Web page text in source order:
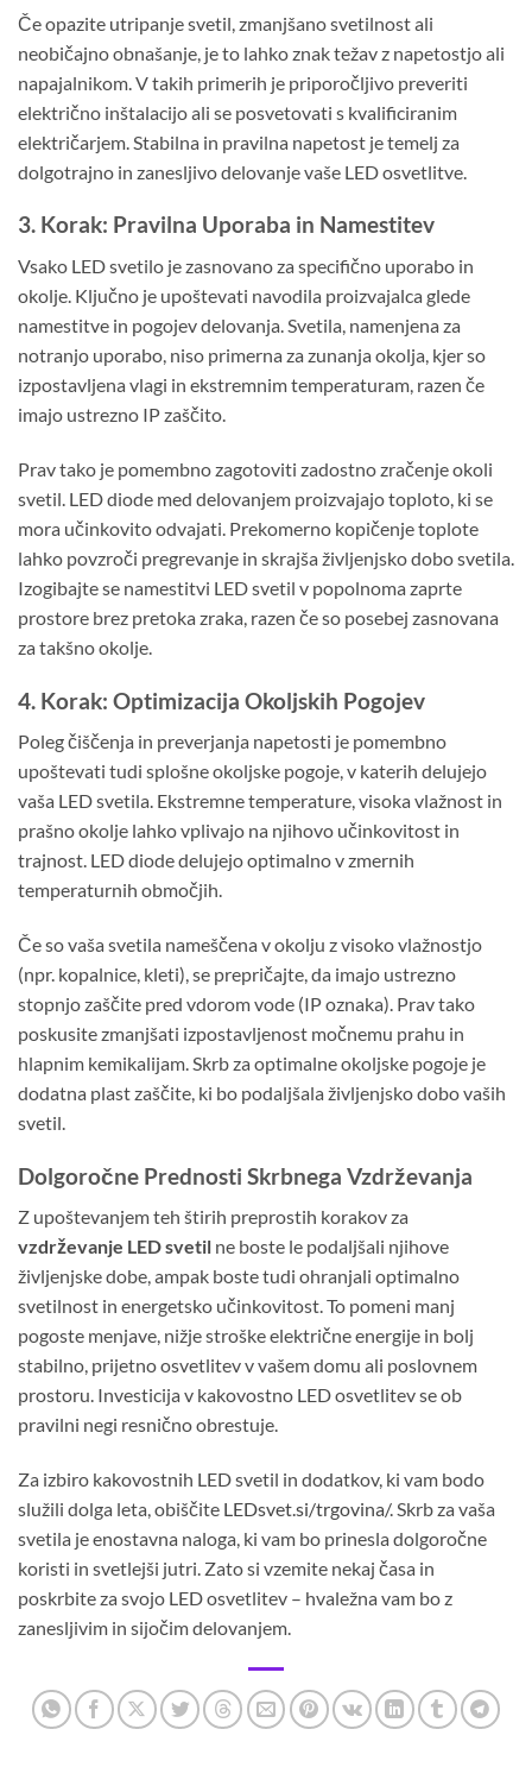
Če opazite utripanje svetil, zmanjšano svetilnost ali
neobičajno obnašanje, je to lahko znak težav z napetostjo ali
napajalnikom. V takih primerih je priporočljivo preveriti
električno inštalacijo ali se posvetovati s kvalificiranim
električarjem. Stabilna in pravilna napetost je temelj za
dolgotrajno in zanesljivo delovanje vaše LED osvetlitve.
3. Korak: Pravilna Uporaba in Namestitev
Vsako LED svetilo je zasnovano za specifično uporabo in
okolje. Ključno je upoštevati navodila proizvajalca glede
namestitve in pogojev delovanja. Svetila, namenjena za
notranjo uporabo, niso primerna za zunanja okolja, kjer so
izpostavljena vlagi in ekstremnim temperaturam, razen če
imajo ustrezno IP zaščito.
Prav tako je pomembno zagotoviti zadostno zračenje okoli
svetil. LED diode med delovanjem proizvajajo toploto, ki se
mora učinkovito odvajati. Prekomerno kopičenje toplote
lahko povzroči pregrevanje in skrajša življenjsko dobo svetila.
Izogibajte se namestitvi LED svetil v popolnoma zaprte
prostore brez pretoka zraka, razen če so posebej zasnovana
za takšno okolje.
4. Korak: Optimizacija Okoljskih Pogojev
Poleg čiščenja in preverjanja napetosti je pomembno
upoštevati tudi splošne okoljske pogoje, v katerih delujejo
vaša LED svetila. Ekstremne temperature, visoka vlažnost in
prašno okolje lahko vplivajo na njihovo učinkovitost in
trajnost. LED diode delujejo optimalno v zmernih
temperaturnih območjih.
Če so vaša svetila nameščena v okolju z visoko vlažnostjo
(npr. kopalnice, kleti), se prepričajte, da imajo ustrezno
stopnjo zaščite pred vdorom vode (IP oznaka). Prav tako
poskusite zmanjšati izpostavljenost močnemu prahu in
hlapnim kemikalijam. Skrb za optimalne okoljske pogoje je
dodatna plast zaščite, ki bo podaljšala življenjsko dobo vaših
svetil.
Dolgoročne Prednosti Skrbnega Vzdrževanja
Z upoštevanjem teh štirih preprostih korakov za
vzdrževanje LED svetil ne boste le podaljšali njihove
življenjske dobe, ampak boste tudi ohranjali optimalno
svetilnost in energetsko učinkovitost. To pomeni manj
pogoste menjave, nižje stroške električne energije in bolj
stabilno, prijetno osvetlitev v vašem domu ali poslovnem
prostoru. Investicija v kakovostno LED osvetlitev se ob
pravilni negi resnično obrestuje.
Za izbiro kakovostnih LED svetil in dodatkov, ki vam bodo
služili dolga leta, obiščite LEDsvet.si/trgovina/. Skrb za vaša
svetila je enostavna naloga, ki vam bo prinesla dolgoročne
koristi in svetlejši jutri. Zato si vzemite nekaj časa in
poskrbite za svojo LED osvetlitev – hvaležna vam bo z
zanesljivim in sijočim delovanjem.